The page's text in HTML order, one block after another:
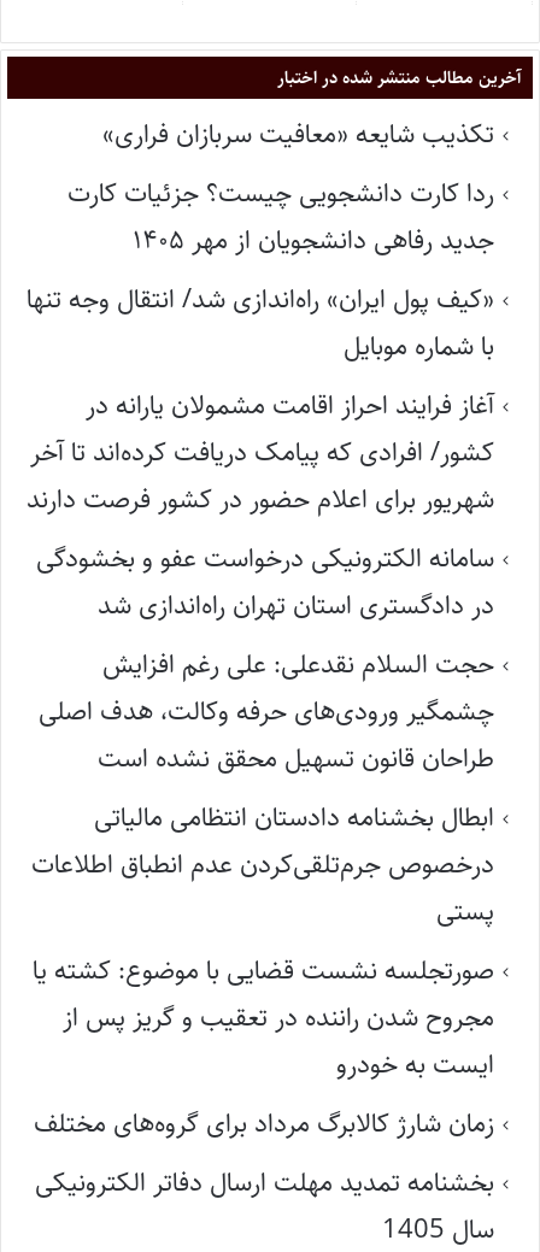
آخرین مطالب منتشر شده در اختبار
تکذیب شایعه «معافیت سربازان فراری»
ردا کارت دانشجویی چیست؟ جزئیات کارت
جدید رفاهی دانشجویان از مهر ۱۴۰۵
«کیف پول ایران» راه‌اندازی شد/ انتقال وجه تنها
با شماره موبایل
آغاز فرایند احراز اقامت مشمولان یارانه در
کشور/ افرادی که پیامک دریافت کرده‌اند تا آخر
شهریور برای اعلام حضور در کشور فرصت دارند
سامانه الکترونیکی درخواست عفو و بخشودگی
در دادگستری استان تهران راه‌اندازی شد
حجت السلام نقدعلی: علی رغم افزایش
چشمگیر ورودی‌های حرفه وکالت، هدف اصلی
طراحان قانون تسهیل محقق نشده است
ابطال بخشنامه دادستان انتظامی مالیاتی
درخصوص جرم‌تلقی‌کردن عدم انطباق اطلاعات
پستی
صورتجلسه نشست قضایی با موضوع: کشته یا
مجروح شدن راننده در تعقیب و گریز پس از
ایست به خودرو
زمان شارژ کالابرگ مرداد برای گروه‌های مختلف
بخشنامه تمدید مهلت ارسال دفاتر الکترونیکی
سال 1405